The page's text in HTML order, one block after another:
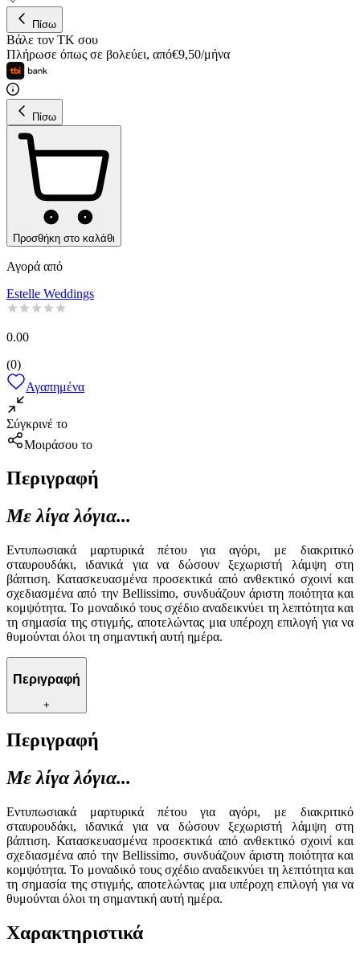
Πίσω
Βάλε τον ΤΚ σου
Πλήρωσε όπως σε βολεύει, από€9,50/μήνα
Πίσω
Προσθήκη στο καλάθι
Αγορά από
Estelle Weddings
0.00
(0)
Αγαπημένα
Σύγκρινέ το
Μοιράσου το
Περιγραφή
Με λίγα λόγια...
Εντυπωσιακά μαρτυρικά πέτου για αγόρι, με διακριτικό
σταυρουδάκι, ιδανικά για να δώσουν ξεχωριστή λάμψη στη
βάπτιση. Κατασκευασμένα προσεκτικά από ανθεκτικό σχοινί και
σχεδιασμένα από την Bellissimo, συνδυάζουν άριστη ποιότητα και
κομψότητα. Το μοναδικό τους σχέδιο αναδεικνύει τη λεπτότητα και
τη σημασία της στιγμής, αποτελώντας μια υπέροχη επιλογή για να
θυμούνται όλοι τη σημαντική αυτή ημέρα.
Περιγραφή
+
Περιγραφή
Με λίγα λόγια...
Εντυπωσιακά μαρτυρικά πέτου για αγόρι, με διακριτικό
σταυρουδάκι, ιδανικά για να δώσουν ξεχωριστή λάμψη στη
βάπτιση. Κατασκευασμένα προσεκτικά από ανθεκτικό σχοινί και
σχεδιασμένα από την Bellissimo, συνδυάζουν άριστη ποιότητα και
κομψότητα. Το μοναδικό τους σχέδιο αναδεικνύει τη λεπτότητα και
τη σημασία της στιγμής, αποτελώντας μια υπέροχη επιλογή για να
θυμούνται όλοι τη σημαντική αυτή ημέρα.
Χαρακτηριστικά